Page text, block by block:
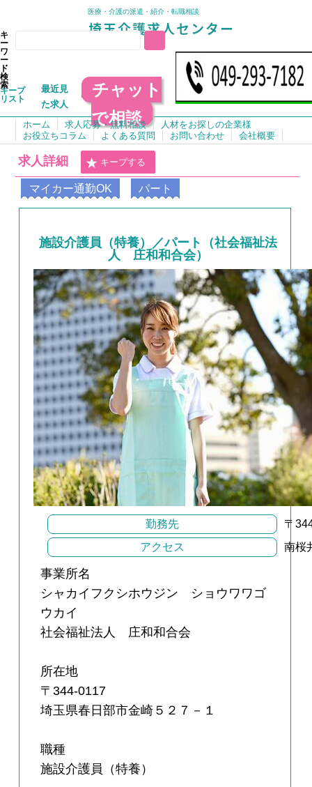
医療・介護の派遣・紹介・転職相談
キ
ー
ワ
ー
ド
検
索
キープ
リスト
最近見
た求人
チャット
で相談
ホーム 求人応募・無料相談
人材をお探しの企業様
お役立ちコラム
よくある質問 お問い合わせ 会社概要
求人詳細 キープする
マイカー通勤OK パート
施設介護員（特養）／パート（社会福祉法
人 庄和和合会）
勤務先
〒
アクセス
南桜
事業所名
シャカイフクシホウジン ショウワワゴ
ウカイ
社会福祉法人 庄和和合会
所在地
〒344-0117
埼玉県春日部市金崎５２７－１
職種
施設介護員（特養）